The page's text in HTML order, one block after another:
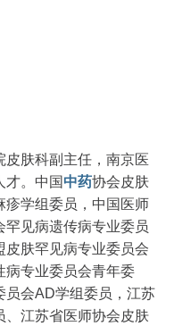
皮肤科副主任，南京医
才。中国 中药协会皮肤
疹学组委员，中国医师
罕见病遗传病专业委员
皮肤罕见病专业委员会
病专业委员会青年委
员会AD学组委员，江苏
、江苏省医师协会皮肤